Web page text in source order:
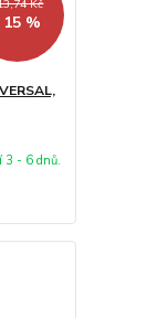
Kč
%
3 - 6 dnů.